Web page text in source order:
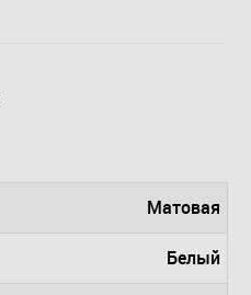
Матовая
Белый